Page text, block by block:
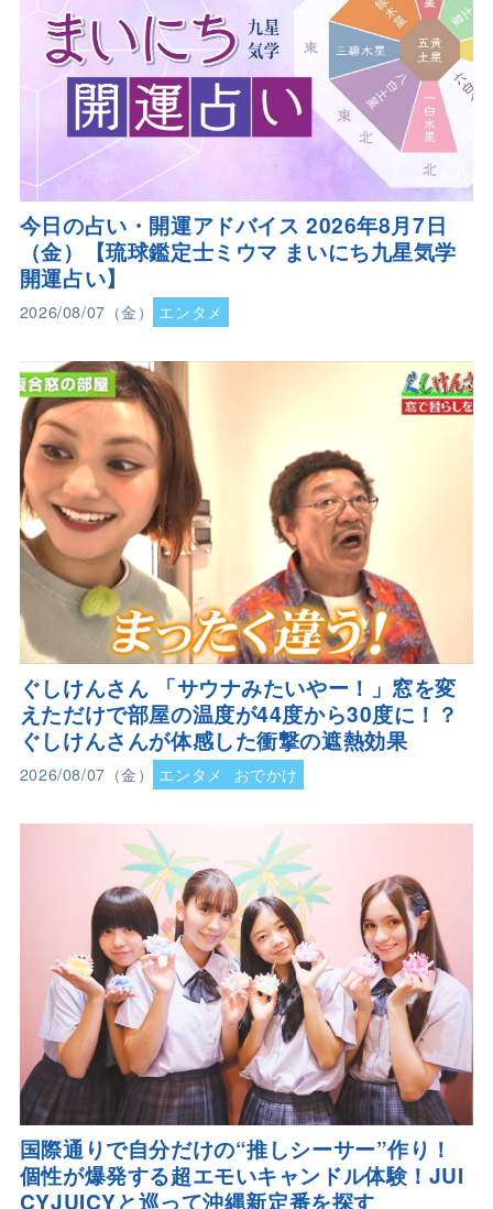
今日の占い・開運アドバイス 2026年8月7日
（金）【琉球鑑定士ミウマ まいにち九星気学
開運占い】
2026/08/07（金） エンタメ
ぐしけんさん 「サウナみたいやー！」窓を変
えただけで部屋の温度が44度から30度に！？
ぐしけんさんが体感した衝撃の遮熱効果
2026/08/07（金） エンタメ おでかけ
国際通りで自分だけの“推しシーサー”作り！
個性が爆発する超エモいキャンドル体験！JUI
CYJUICYと巡って沖縄新定番を探す